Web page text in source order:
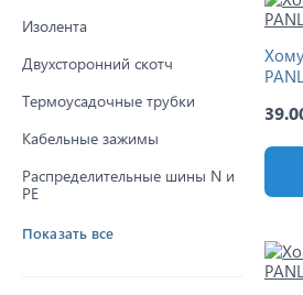
Изолента
Двухсторонний скотч
Термоусадочные трубки
Кабельные зажимы
Распределительные шины N и
PE
Показать все